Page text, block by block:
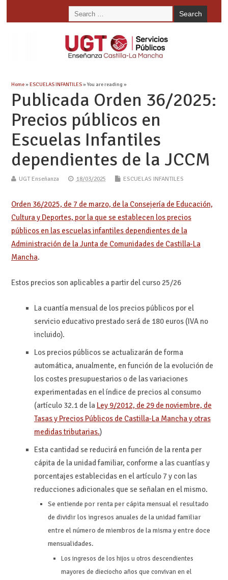
Home»ESCUELAS INFANTILES» You are reading »
Publicada Orden 36/2025:
Precios públicos en
Escuelas Infantiles
dependientes de la JCCM
UGT Enseñanza 18/03/2025 ESCUELAS INFANTILES
Orden 36/2025, de 7 de marzo, de la Consejería de Educación,
Cultura y Deportes, por la que se establecen los precios
públicos en las escuelas infantiles dependientes de la
Administración de la Junta de Comunidades de Castilla-La
Mancha.
Estos precios son aplicables a partir del curso 25/26
La cuantía mensual de los precios públicos por el
servicio educativo prestado será de 180 euros (IVA no
incluido).
Los precios públicos se actualizarán de forma
automática, anualmente, en función de la evolución de
los costes presupuestarios o de las variaciones
experimentadas en el índice de precios al consumo
(artículo 32.1 de la Ley 9/2012, de 29 de noviembre, de
Tasas y Precios Públicos de Castilla-La Mancha y otras
medidas tributarias.)
Esta cantidad se reducirá en función de la renta per
cápita de la unidad familiar, conforme a las cuantías y
porcentajes establecidas en el artículo 7 y con las
reducciones adicionales que se señalan en el mismo.
Se entiende por renta per cápita mensual el resultado
de dividir los ingresos anuales de la unidad familiar
entre el número de miembros de la misma y entre doce
mensualidades.
Los ingresos de los hijos u otros descendientes
mayores de dieciocho años que convivan en el